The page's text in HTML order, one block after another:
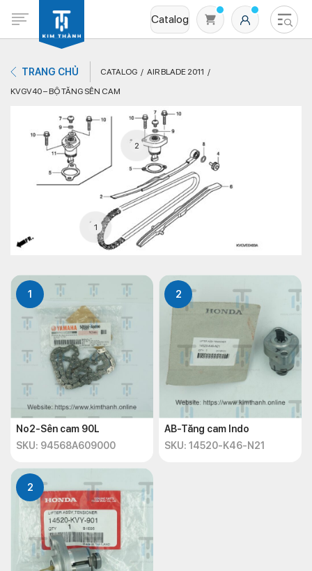
Catalog
Không có sản phẩm nào trong giỏ hàng
TRANG CHỦ CATALOG
AIR BLADE 2011
KVGV40 – BỘ TĂNG SÊN CAM
1
2
1
No2-Sên cam 90L
SKU: 94568A609000
2
AB-Tăng cam Indo
SKU: 14520-K46-N21
2